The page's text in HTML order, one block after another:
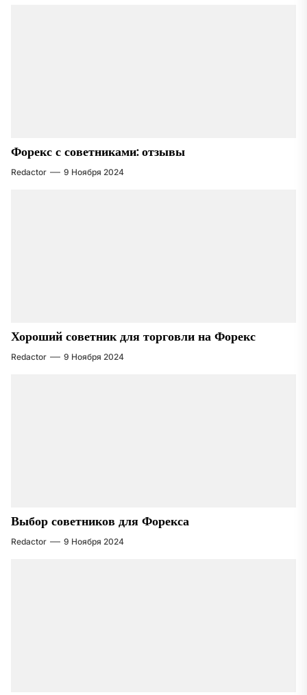
Форекс с советниками: отзывы
Redactor 9 Ноября 2024
Хороший советник для торговли на Форекс
Redactor 9 Ноября 2024
Выбор советников для Форекса
Redactor 9 Ноября 2024